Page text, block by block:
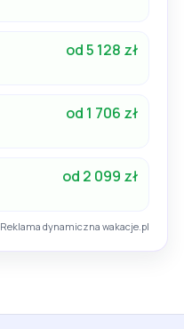
od 5 128 zł
od 1 706 zł
od 2 099 zł
Reklama dynamiczna wakacje.pl